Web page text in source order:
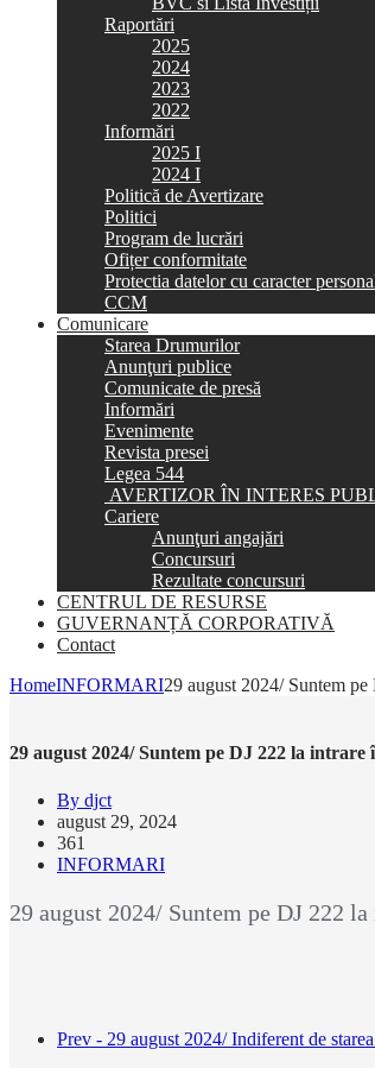
Raportări
2025
2024
2023
2022
Informări
2025 I
2024 I
Politică de Avertizare
Politici
Program de lucrări
Ofițer conformitate
Protectia datelor cu caracter
CCM
Comunicare
Starea Drumurilor
Anunţuri publice
Comunicate de presă
Informări
Evenimente
Revista presei
Legea 544
AVERTIZOR ÎN INTERES
Cariere
Anunţuri angajări
Concursuri
Rezultate concursuri
CENTRUL DE RESURSE
GUVERNANȚĂ CORPORATIVĂ
Contact
HomeINFORMARI29 august 2024/ Suntem
29 august 2024/ Suntem pe DJ 222 la
By djct
august 29, 2024
361
INFORMARI
29 august 2024/ Suntem pe DJ 222
Prev - 29 august 2024/ Indiferent de